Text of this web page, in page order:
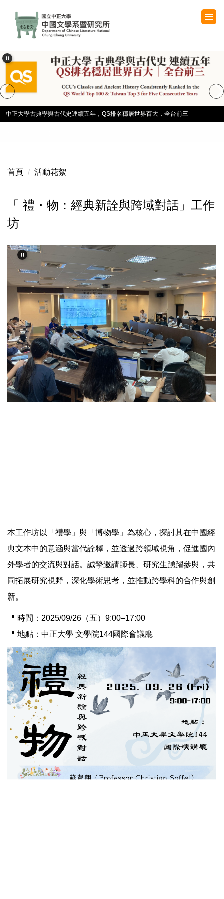
內
區
中正大學古典學與古代史連續五年，QS排名穩居世界百大，全台前三
首頁 活動花絮
「 禮・物：經典新詮與跨域對話」工作
坊
本工作坊以「禮學」與「博物學」為核心，探討其在中國經
典文本中的意涵與當代詮釋，並透過跨領域視角，促進國內
外學者的交流與對話。誠摯邀請師長、研究生踴躍參與，共
同拓展研究視野，深化學術思考，並推動跨學科的合作與創
新。
📍 時間：2025/09/26（五）9:00–17:00
📍 地點：中正大學 文學院144國際會議廳